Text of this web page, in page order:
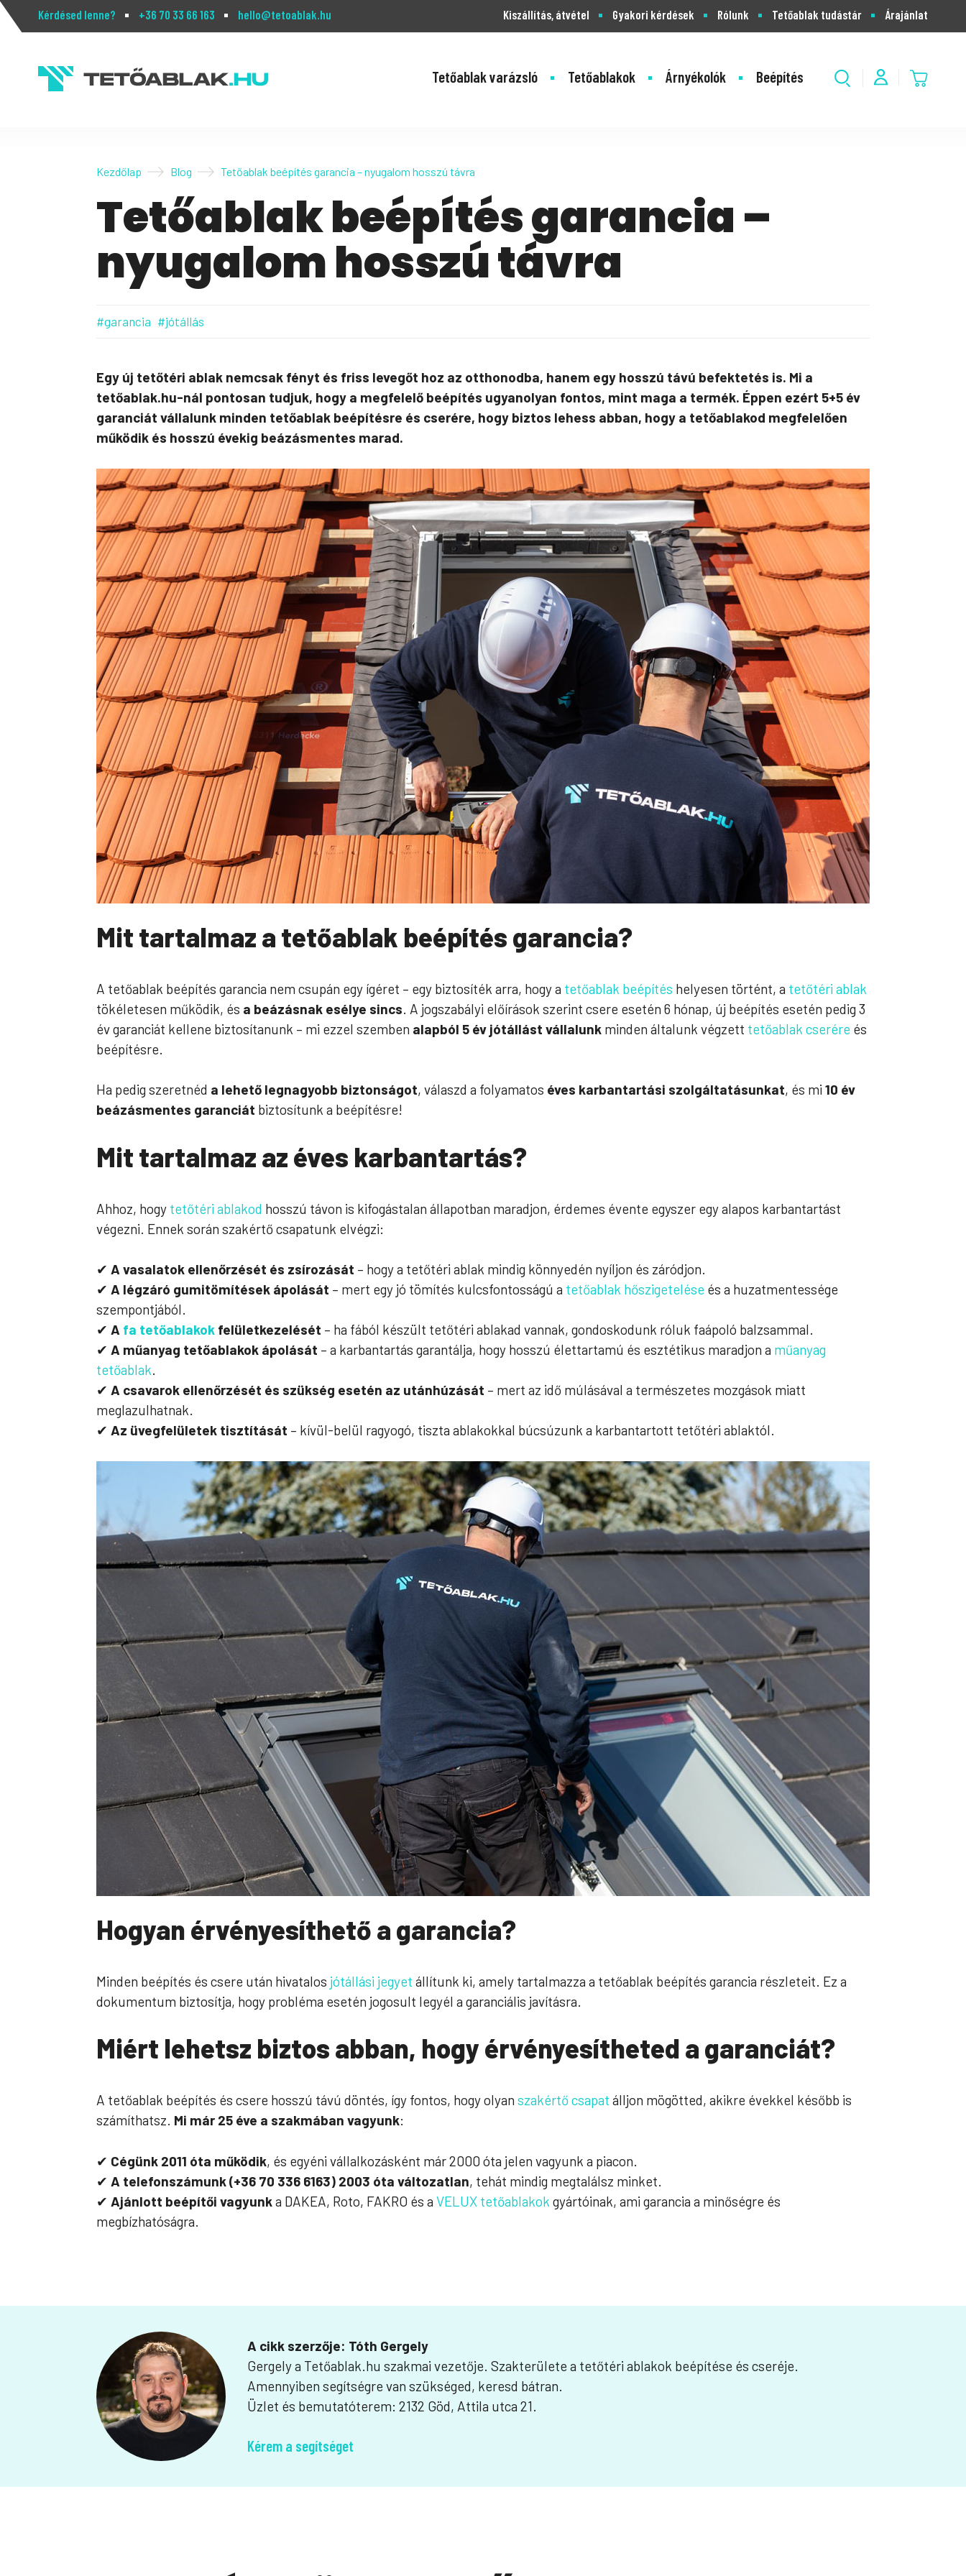
Kérdésed lenne? +36 70 33 66 163 hello@tetoablak.hu Kiszállítás, átvétel Gyakori kérdések Rólunk Tetőablak tudástár Árajánlat
Tetőablak varázsló Tetőablakok Árnyékolók Beépítés
Kezdőlap Blog Tetőablak beépítés garancia – nyugalom hosszú távra
Tetőablak beépítés garancia –
nyugalom hosszú távra
#garancia #jótállás
Egy új tetőtéri ablak nemcsak fényt és friss levegőt hoz az otthonodba, hanem egy hosszú távú befektetés is. Mi a
tetőablak.hu-nál pontosan tudjuk, hogy a megfelelő beépítés ugyanolyan fontos, mint maga a termék. Éppen ezért 5+5 év
garanciát vállalunk minden tetőablak beépítésre és cserére, hogy biztos lehess abban, hogy a tetőablakod megfelelően
működik és hosszú évekig beázásmentes marad.
Mit tartalmaz a tetőablak beépítés garancia?
A tetőablak beépítés garancia nem csupán egy ígéret – egy biztosíték arra, hogy a tetőablak beépítés helyesen történt, a tetőtéri ablak
tökéletesen működik, és a beázásnak esélye sincs . A jogszabályi előírások szerint csere esetén 6 hónap, új beépítés esetén pedig 3
év garanciát kellene biztosítanunk – mi ezzel szemben alapból 5 év jótállást vállalunk minden általunk végzett tetőablak cserére és
beépítésre.
Ha pedig szeretnéd a lehető legnagyobb biztonságot, válaszd a folyamatos éves karbantartási szolgáltatásunkat, és mi 10 év
beázásmentes garanciát biztosítunk a beépítésre!
Mit tartalmaz az éves karbantartás?
Ahhoz, hogy tetőtéri ablakod hosszú távon is kifogástalan állapotban maradjon, érdemes évente egyszer egy alapos karbantartást
végezni. Ennek során szakértő csapatunk elvégzi:
✔ A vasalatok ellenőrzését és zsírozását – hogy a tetőtéri ablak mindig könnyedén nyíljon és záródjon.
✔ A légzáró gumitömítések ápolását – mert egy jó tömítés kulcsfontosságú a tetőablak hőszigetelése és a huzatmentessége
szempontjából.
✔ A fa tetőablakok felületkezelését – ha fából készült tetőtéri ablakad vannak, gondoskodunk róluk faápoló balzsammal.
✔ A műanyag tetőablakok ápolását – a karbantartás garantálja, hogy hosszú élettartamú és esztétikus maradjon a műanyag
tetőablak.
✔ A csavarok ellenőrzését és szükség esetén az utánhúzását – mert az idő múlásával a természetes mozgások miatt
meglazulhatnak.
✔ Az üvegfelületek tisztítását – kívül-belül ragyogó, tiszta ablakokkal búcsúzunk a karbantartott tetőtéri ablaktól.
Hogyan érvényesíthető a garancia?
Minden beépítés és csere után hivatalos jótállási jegyet állítunk ki, amely tartalmazza a tetőablak beépítés garancia részleteit. Ez a
dokumentum biztosítja, hogy probléma esetén jogosult legyél a garanciális javításra.
Miért lehetsz biztos abban, hogy érvényesítheted a garanciát?
A tetőablak beépítés és csere hosszú távú döntés, így fontos, hogy olyan szakértő csapat álljon mögötted, akikre évekkel később is
számíthatsz. Mi már 25 éve a szakmában vagyunk:
✔ Cégünk 2011 óta működik, és egyéni vállalkozásként már 2000 óta jelen vagyunk a piacon.
✔ A telefonszámunk (+36 70 336 6163) 2003 óta változatlan, tehát mindig megtalálsz minket.
✔ Ajánlott beépítői vagyunka DAKEA, Roto, FAKRO és a VELUX tetőablakok gyártóinak, ami garancia a minőségre és
megbízhatóságra.
A cikk szerzője: Tóth Gergely
Gergely a Tetőablak.hu szakmai vezetője. Szakterülete a tetőtéri ablakok beépítése és cseréje.
Amennyiben segítségre van szükséged, keresd bátran.
Üzlet és bemutatóterem: 2132 Göd, Attila utca 21.
Kérem a segítséget